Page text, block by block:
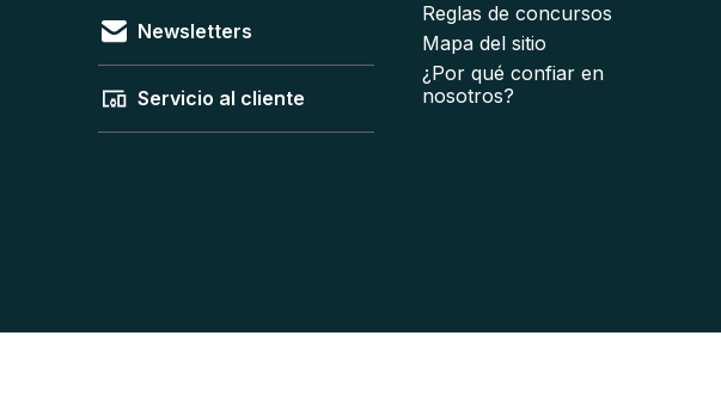
Newsletters
Servicio al cliente
Reglas de concursos
Mapa del sitio
¿Por qué confiar en
nosotros?